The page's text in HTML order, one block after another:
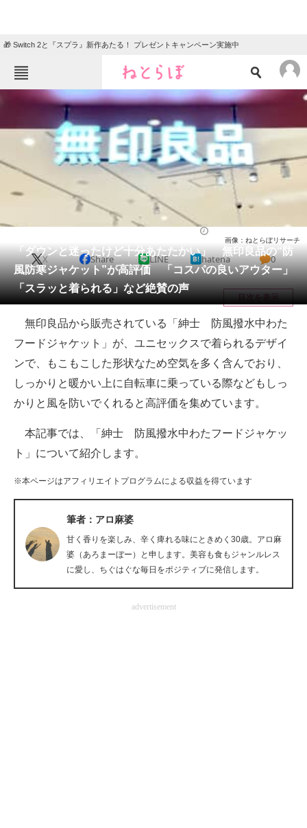
🎁 Switch 2と『スプラ』新作あたる！ プレゼントキャンペーン実施中
ねとらぼメニュー
ニュース
エンタメ クイズ
グルメ 地域
住まい
リサーチ
会員記事
メディア
注目記事を集めた総合ページ
ITの今と未来を見通す
スマホと通信の最新トレンド
進化するPCとデバイスの未来
好きが集まる 比べて選べる
ビジネスと働き方のヒント
AI活用のいまが分かる
企業ITのトレンドを詳説
経営リーダーのコミュニティ
マーケ×ITの今がよく分かる
ITエンジニア向け専門サイト
「ダウンと迷ったけど十分あたたかい」 無印良品の“防
風防寒ジャケット”が高評価 「コスパの良いアウター」
「スラッと着られる」など絶賛の声
画像：ねとらぼリサーチ
X Share LINE hatena 0
目次を表示
無印良品から販売されている「紳士 防風撥水中わた
フードジャケット」が、ユニセックスで着られるデザイ
ンで、もこもこした形状なため空気を多く含んでおり、
しっかりと暖かい上に自転車に乗っている際などもしっ
かりと風を防いでくれると高評価を集めています。
本記事では、「紳士 防風撥水中わたフードジャケッ
ト」について紹介します。
※本ページはアフィリエイトプログラムによる収益を得ています
筆者：アロ麻婆
甘く香りを楽しみ、辛く痺れる味にときめく30歳。アロ麻
婆（あろまーぼー）と申します。美容も食もジャンルレス
に愛し、ちぐはぐな毎日をポジティブに発信します。
advertisement